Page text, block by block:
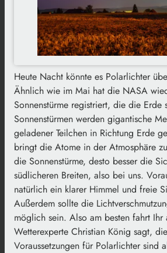
Heute Nacht könnte es Polarlichter
Ähnlich wie im Mai hat die NASA
Sonnenstürme registriert, die die Erde
Sonnenstürmen werden gigantische
geladener Teilchen in Richtung Erde
bringt die Atome in der Atmosphäre
die Sonnenstürme, desto besser die
südlicheren Breiten, also bei uns.
natürlich ein klarer Himmel und freie
Außerdem sollte die
möglich sein. Also am besten fahrt Ihr
Wetterexperte Christian König sagt,
Voraussetzungen für Polarlichter sind